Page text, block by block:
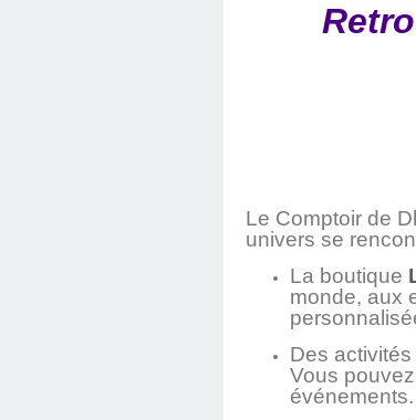
Le Comptoir de
univers se
La boutique
monde, aux
Des
Vous pouvez
événements.